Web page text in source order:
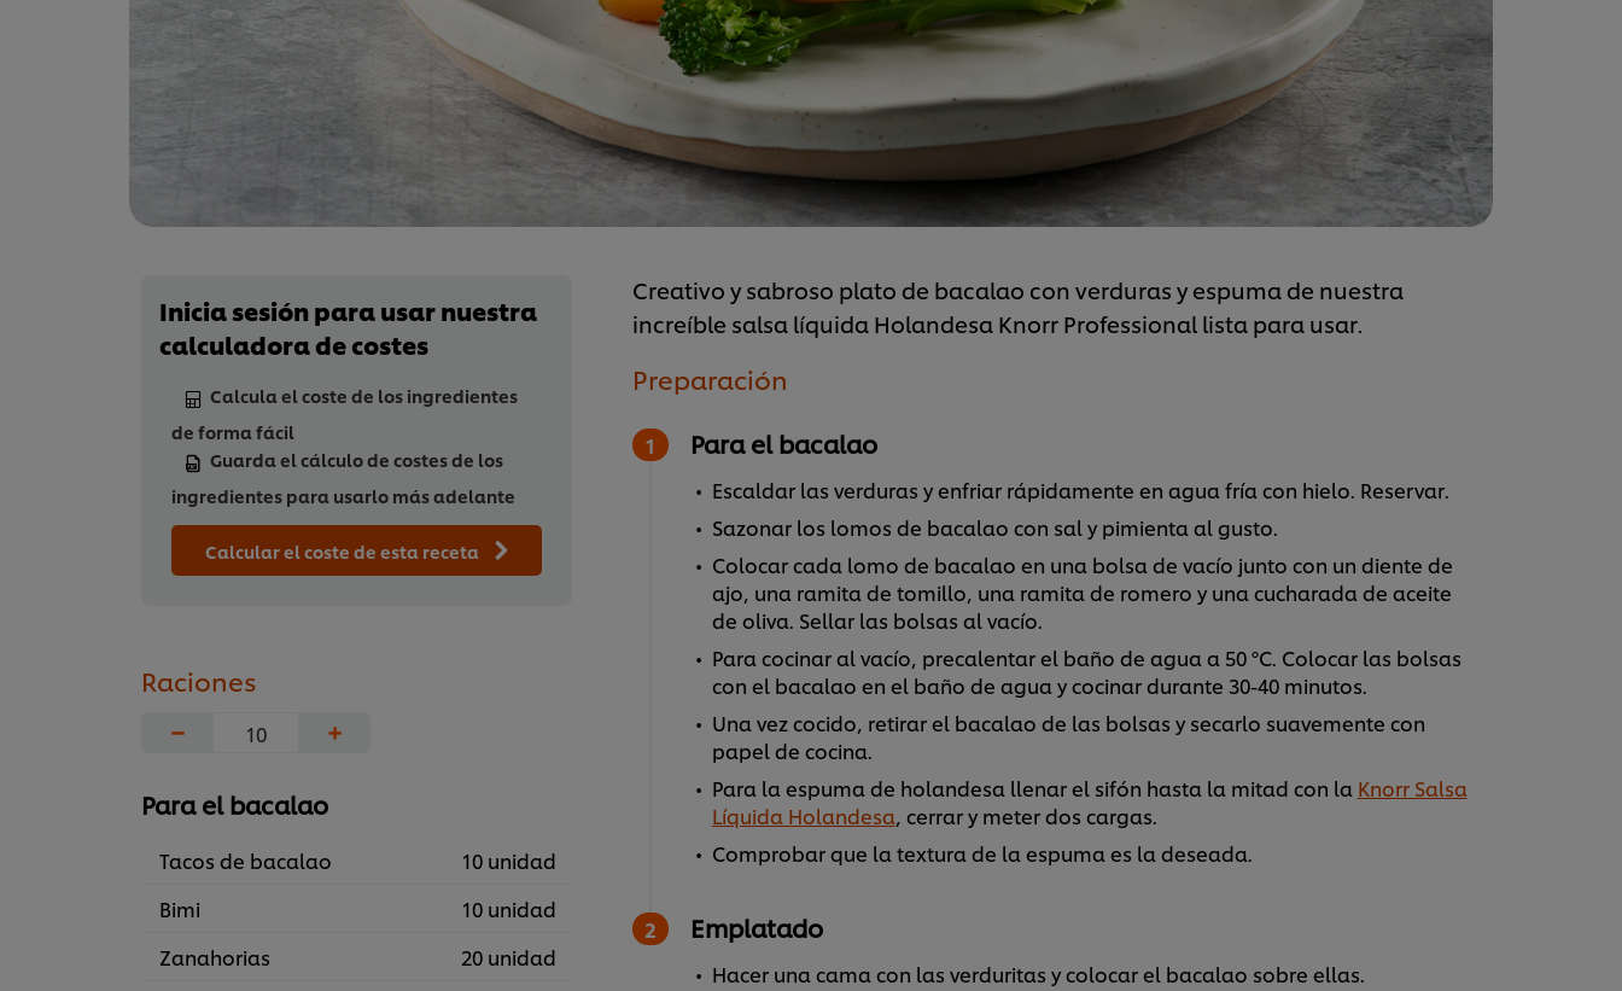
Inicia sesión para usar nuestra
calculadora de costes
Calcula el coste de los ingredientes
de forma fácil
Guarda el cálculo de costes de los
ingredientes para usarlo más adelante
Calcular el coste de esta receta
Raciones
−
+
Para el bacalao
Tacos de bacalao
10 unidad
Bimi
10 unidad
Zanahorias
20 unidad
Creativo y sabroso plato de bacalao con verduras y espuma de nuestra
increíble salsa líquida Holandesa Knorr Professional lista para usar.
Preparación
Para el bacalao
Escaldar las verduras y enfriar rápidamente en agua fría con hielo. Reservar.
Sazonar los lomos de bacalao con sal y pimienta al gusto.
Colocar cada lomo de bacalao en una bolsa de vacío junto con un diente de
ajo, una ramita de tomillo, una ramita de romero y una cucharada de aceite
de oliva. Sellar las bolsas al vacío.
Para cocinar al vacío, precalentar el baño de agua a 50 ºC. Colocar las bolsas
con el bacalao en el baño de agua y cocinar durante 30-40 minutos.
Una vez cocido, retirar el bacalao de las bolsas y secarlo suavemente con
papel de cocina.
Para la espuma de holandesa llenar el sifón hasta la mitad con la Knorr Salsa
Líquida Holandesa, cerrar y meter dos cargas.
Comprobar que la textura de la espuma es la deseada.
Emplatado
Hacer una cama con las verduritas y colocar el bacalao sobre ellas.